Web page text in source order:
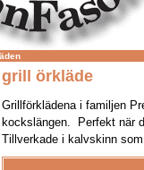
grill örkläde
Grillförklädena i familjen
kockslängen. Perfekt när
Tillverkade i kalvskinn